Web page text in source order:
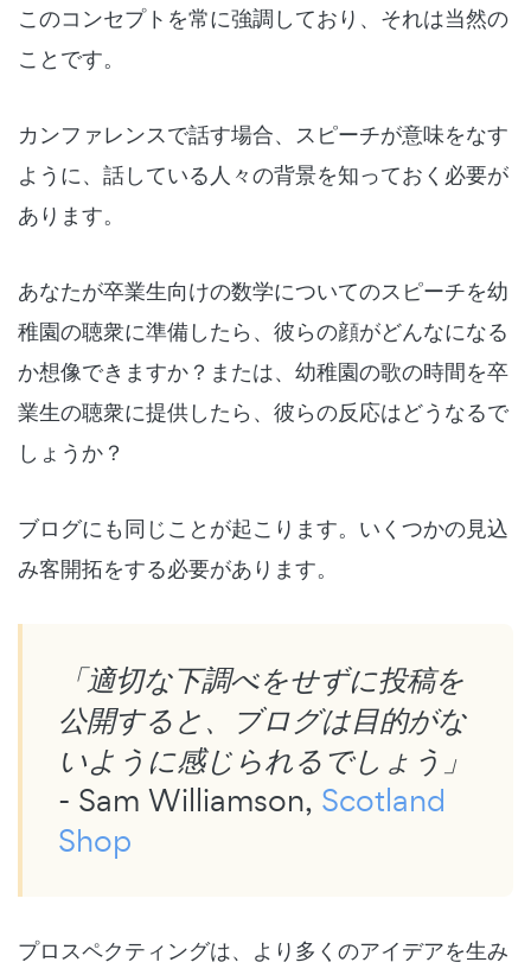
このコンセプトを常に強調しており、それは当然の
ことです。
カンファレンスで話す場合、スピーチが意味をなす
ように、話している人々の背景を知っておく必要が
あります。
あなたが卒業生向けの数学についてのスピーチを幼
稚園の聴衆に準備したら、彼らの顔がどんなになる
か想像できますか？または、幼稚園の歌の時間を卒
業生の聴衆に提供したら、彼らの反応はどうなるで
しょうか？
ブログにも同じことが起こります。いくつかの見込
み客開拓をする必要があります。
「適切な下調べをせずに投稿を
公開すると、ブログは目的がな
いように感じられるでしょう」
- Sam Williamson, Scotland
Shop
プロスペクティングは、より多くのアイデアを生み